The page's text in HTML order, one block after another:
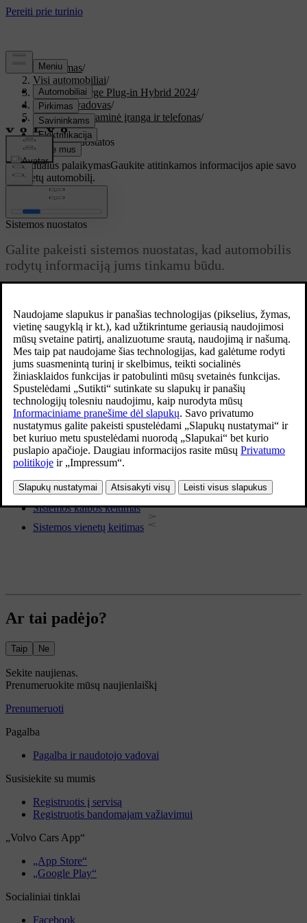
Palaikymas/
Visi automobiliai/
XC60 Recharge Plug-in Hybrid 2024/
Vartotojo vadovas/
Ekranai, programinė įranga ir telefonas/
Ekranai/
Sistemos nuostatos
Individualus palaikymasGaukite atitinkamos informacijos apie savo
konkretų automobilį.
Prisijungti
Sistemos nuostatos
Galite pakeisti sistemos nuostatas, kad automobilis
rodytų informaciją jums tinkamu būdu.
Sistemos kalba
Laikas ir data
Matavimo vienetai
Klaviatūros kalbos
Daugiau šia tema
Laiko ir datos keitimas
Sistemos kalbos keitimas
Sistemos vienetų keitimas
Ar tai padėjo?
Taip Ne